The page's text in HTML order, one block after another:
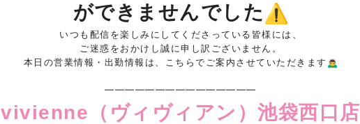
ができませんでした
いつも配信を楽しみにしてくださっている皆様には、
ご迷惑をおかけし誠に申し訳ございません。
本日の営業情報・出勤情報は、
こちらでご案内させていただきます
━━━━━━━━━━━━━━━
vivienne（ヴィヴィアン）池袋西口店